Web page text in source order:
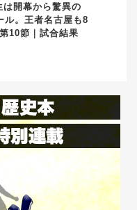
は開幕から驚異の
ル。王者名古屋も8
10節｜試合結果